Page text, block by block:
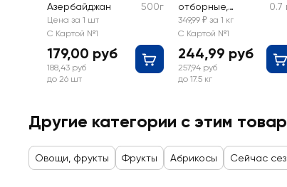
Азербайджан
500г
Цена за 1 шт
С Картой №1
179,00 руб
188,43 руб
до 26 шт
отборные,
весовые
0.7
349,99 ₽ за 1 кг
С Картой №1
244,99 руб
257,94 руб
до 17.5 кг
Другие категории с этим
Овощи, фрукты Фрукты Абрикосы Сейчас